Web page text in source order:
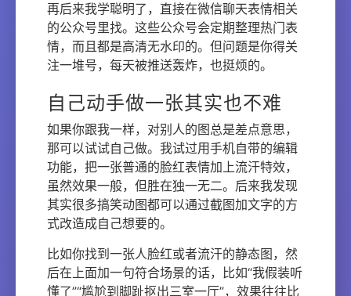
再后来我学聪明了，直接在微信聊天表情相关
的公众号里找。这些公众号会定期整理热门表
情，而且都是高清无水印的。但问题是你得关
注一堆号，每天被推送轰炸，也挺烦的。
自己动手做一张其实也不难
如果你跟我一样，对别人的图总是差点意思，
那可以试试自己做。我试过用手机自带的编辑
功能，把一张普通的脸红表情加上流汗特效，
虽然效果一般，但胜在独一无二。后来我发现
其实很多搞笑动图都可以通过截图加文字的方
式改造成自己想要的。
比如你找到一张人脸红或者流汗的静态图，然
后在上面加一句符合场景的话，比如“我假装听
懂了”“尴尬到脚趾抠出三室一厅”，效果往往比